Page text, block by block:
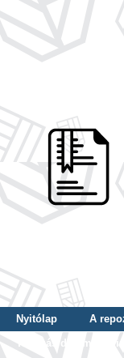
Nyitólap A
Tallózás dátum